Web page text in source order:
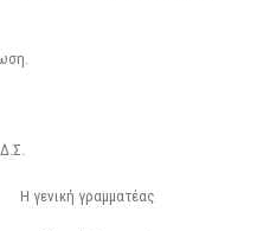
Δ.Σ.
γραμματέας